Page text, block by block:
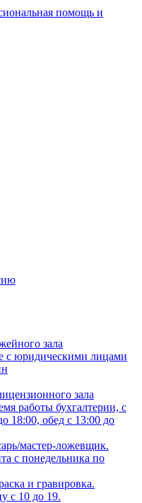
помощь и
зала
с юридическими лицами
зала
работы бухгалтерии, с
18:00, обед с 13:00 до
мастер-ложевщик.
с понедельника по
и гравировка.
с 10 до 19.